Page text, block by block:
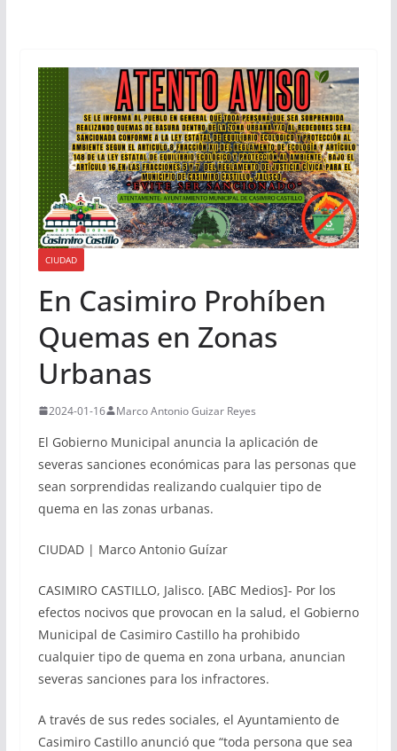
CIUDAD
En Casimiro Prohíben
Quemas en Zonas
Urbanas
2024-01-16 Marco Antonio Guizar Reyes
El Gobierno Municipal anuncia la aplicación de
severas sanciones económicas para las personas que
sean sorprendidas realizando cualquier tipo de
quema en las zonas urbanas.
CIUDAD | Marco Antonio Guízar
CASIMIRO CASTILLO, Jalisco. [ABC Medios]- Por los
efectos nocivos que provocan en la salud, el Gobierno
Municipal de Casimiro Castillo ha prohibido
cualquier tipo de quema en zona urbana, anuncian
severas sanciones para los infractores.
A través de sus redes sociales, el Ayuntamiento de
Casimiro Castillo anunció que “toda persona que sea